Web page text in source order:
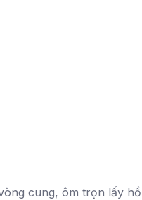
cung, ôm trọn lấy